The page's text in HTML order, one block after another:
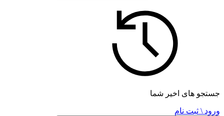
جستجو های اخیر شما
ورود \ ثبت نام